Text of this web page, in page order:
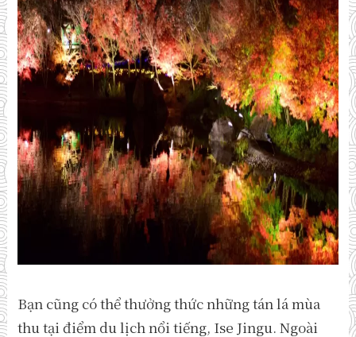
Bạn cũng có thể thưởng thức những tán lá mùa
thu tại điểm du lịch nổi tiếng, Ise Jingu. Ngoài